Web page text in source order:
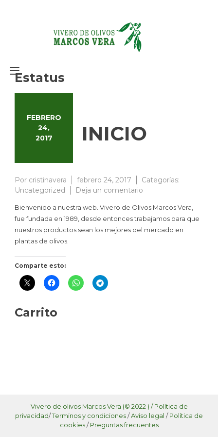
Alternar
navegación
Estatus
FEBRERO
24,
2017
INICIO
Por cristinavera febrero 24, 2017
Categorías:
Uncategorized
Deja un comentario
Bienvenido a nuestra web. Vivero de Olivos Marcos Vera,
fue fundada en 1989, desde entonces trabajamos para que
nuestros productos sean los mejores del mercado en
plantas de olivos.
Comparte esto:
Carrito
Vivero de olivos Marcos Vera (© 2022 ) / Política de
privacidad/Terminos y condiciones/Aviso legal /Política de
cookies/Preguntas frecuentes